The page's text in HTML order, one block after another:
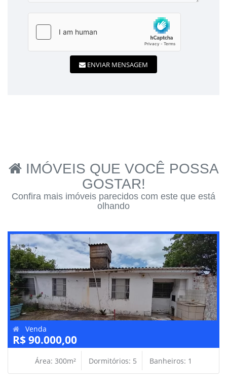
ENVIAR MENSAGEM
IMÓVEIS QUE VOCÊ POSSA
GOSTAR!
Confira mais imóveis parecidos com este que está
olhando
Venda
R$ 90.000,00
Área: 300m² Dormitórios: 5 Banheiros: 1